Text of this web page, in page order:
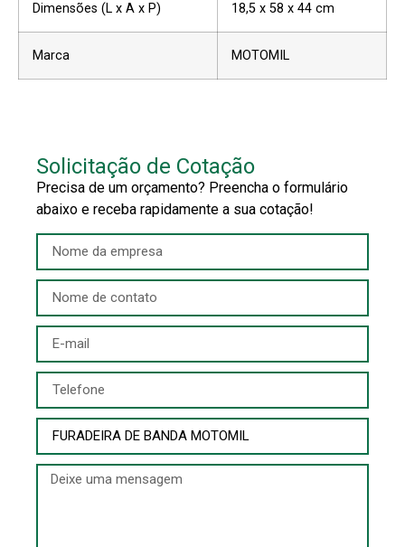
Dimensões (L x A x P) 18,5 x 58 x 44 cm
Marca MOTOMIL
Solicitação de Cotação
Precisa de um orçamento? Preencha o formulário
abaixo e receba rapidamente a sua cotação!